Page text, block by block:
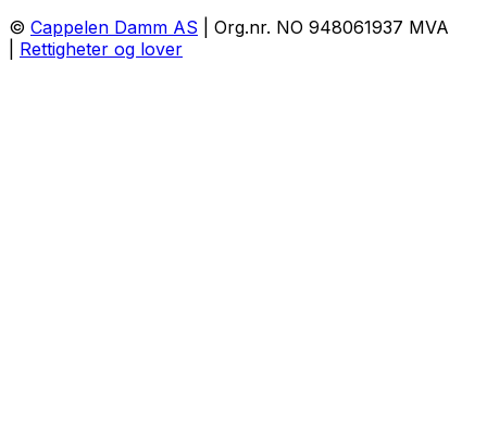
© Cappelen Damm AS | Org.nr. NO 948061937 MVA
Rettigheter og lover